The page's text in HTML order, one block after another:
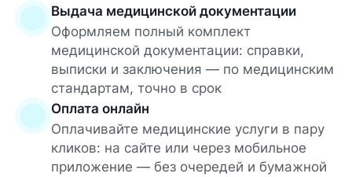
Выдача медицинской документации
Оформляем полный комплект
медицинской документации: справки,
выписки и заключения — по медицинским
стандартам, точно в срок
Оплата онлайн
Оплачивайте медицинские услуги в пару
кликов: на сайте или через мобильное
приложение — без очередей и бумажной